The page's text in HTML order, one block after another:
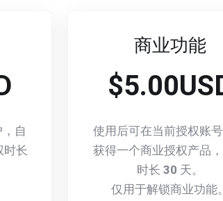
自
时长
商业功能
使用后可在当前授权账
获得一个商业授权产品
时长 30 天。
仅用于解锁商业功能。